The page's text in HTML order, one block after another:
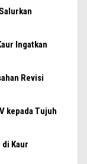
Ingatkan
Revisi
kepada Tujuh
di Kaur